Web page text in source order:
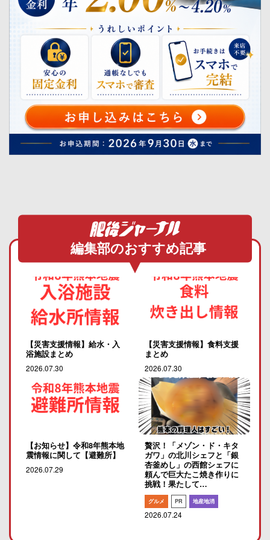
編集部のおすすめ記事
【災害支援情報】給水・入
浴施設まとめ
2026.07.30
【災害支援情報】食料支援
まとめ
2026.07.30
【お知らせ】令和8年熊本地
震情報に関して【避難所】
2026.07.29
贅沢！「メゾン・ド・キタ
ガワ」の北川シェフと「銀
杏釜めし」の西館シェフに
頼んで巨大たこ焼き作りに
挑戦！果たして…
グルメ PR 地産地消
2026.07.24